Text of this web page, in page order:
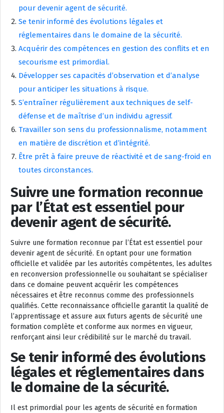
pour devenir agent de sécurité.
Se tenir informé des évolutions légales et
réglementaires dans le domaine de la sécurité.
Acquérir des compétences en gestion des conflits et en
secourisme est primordial.
Développer ses capacités d’observation et d’analyse
pour anticiper les situations à risque.
S’entraîner régulièrement aux techniques de self-
défense et de maîtrise d’un individu agressif.
Travailler son sens du professionnalisme, notamment
en matière de discrétion et d’intégrité.
Être prêt à faire preuve de réactivité et de sang-froid en
toutes circonstances.
Suivre une formation reconnue
par l’État est essentiel pour
devenir agent de sécurité.
Suivre une formation reconnue par l’État est essentiel pour
devenir agent de sécurité. En optant pour une formation
officielle et validée par les autorités compétentes, les adultes
en reconversion professionnelle ou souhaitant se spécialiser
dans ce domaine peuvent acquérir les compétences
nécessaires et être reconnus comme des professionnels
qualifiés. Cette reconnaissance officielle garantit la qualité de
l’apprentissage et assure aux futurs agents de sécurité une
formation complète et conforme aux normes en vigueur,
renforçant ainsi leur crédibilité sur le marché du travail.
Se tenir informé des évolutions
légales et réglementaires dans
le domaine de la sécurité.
Il est primordial pour les agents de sécurité en formation